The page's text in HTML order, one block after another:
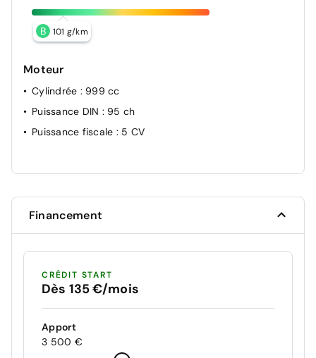
B 101 g/km
Moteur
Cylindrée : 999 cc
Puissance DIN : 95 ch
Puissance fiscale : 5 CV
Financement
CRÉDIT START
Dès 135 €/mois
Apport
3 500 €